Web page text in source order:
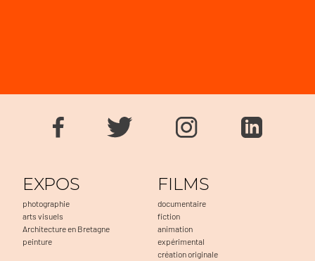
EXPOS
photographie
arts visuels
Architecture en Bretagne
peinture
FILMS
documentaire
fiction
animation
expérimental
création originale